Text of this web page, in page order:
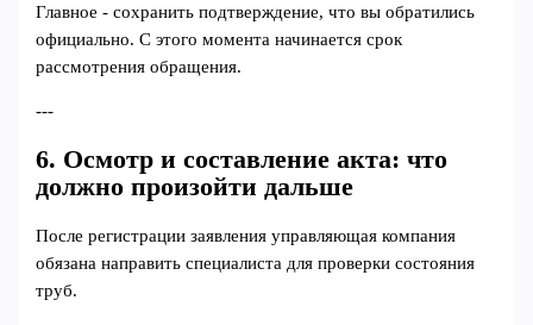
Главное - сохранить подтверждение, что вы обратились
официально. С этого момента начинается срок
рассмотрения обращения.
---
6. Осмотр и составление акта: что
должно произойти дальше
После регистрации заявления управляющая компания
обязана направить специалиста для проверки состояния
труб.